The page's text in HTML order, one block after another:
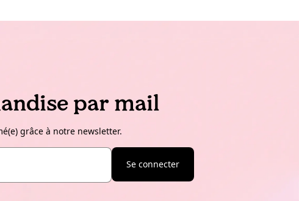
par mail
grâce à notre newsletter.
Se connecter